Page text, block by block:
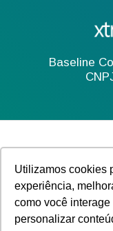
Utilizamos cookies
experiência,
como você
personalizar
Baseline